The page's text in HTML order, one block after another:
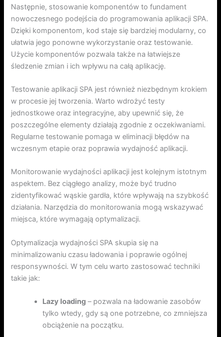
Następnie, stosowanie komponentów to fundament
nowoczesnego podejścia do programowania aplikacji SPA.
Dzięki komponentom, kod staje się bardziej modularny, co
ułatwia jego ponowne wykorzystanie oraz testowanie.
Użycie komponentów pozwala także na łatwiejsze
śledzenie zmian i ich wpływu na całą aplikację.
Testowanie aplikacji SPA jest również niezbędnym krokiem
w procesie jej tworzenia. Warto wdrożyć testy
jednostkowe oraz integracyjne, aby upewnić się, że
poszczególne elementy działają zgodnie z oczekiwaniami.
Regularne testowanie pomaga w eliminacji błędów na
wczesnym etapie oraz poprawia wydajność aplikacji.
Monitorowanie wydajności aplikacji jest kolejnym istotnym
aspektem. Bez ciągłego analizy, może być trudno
zidentyfikować wąskie gardła, które wpływają na szybkość
działania. Narzędzia do monitorowania mogą wskazywać
miejsca, które wymagają optymalizacji.
Optymalizacja wydajności SPA skupia się na
minimalizowaniu czasu ładowania i poprawie ogólnej
responsywności. W tym celu warto zastosować techniki
takie jak:
Lazy loading – pozwala na ładowanie zasobów
tylko wtedy, gdy są one potrzebne, co zmniejsza
obciążenie na początku.